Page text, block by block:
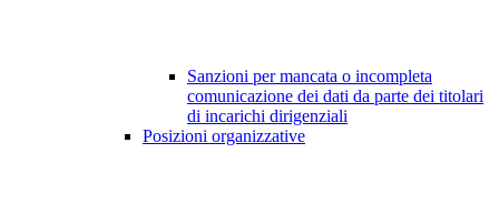
Sanzioni per mancata o incompleta
comunicazione dei dati da parte dei titolari
di incarichi dirigenziali
Posizioni organizzative